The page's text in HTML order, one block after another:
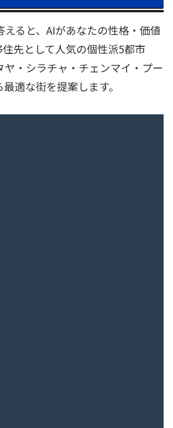
えると、AIがあなたの性格・価値
先として人気の個性派5都市
ヤ・シラチャ・チェンマイ・プー
適な街を提案します。